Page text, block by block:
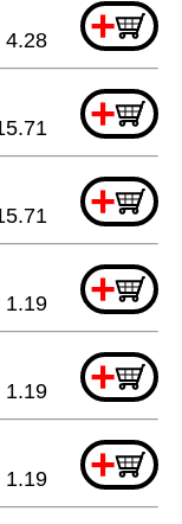
+
4.28
+
+
+
1.19
+
1.19
+
1.19